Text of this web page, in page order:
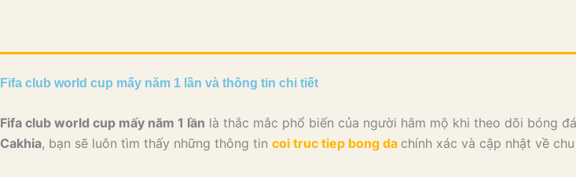
content
Fifa club world cup mấy năm 1 lần và thông tin chi tiết
Fifa club world cup mấy năm 1 lần là thắc mắc phổ biến của người hâm mộ khi theo dõi bóng
Cakhia, bạn sẽ luôn tìm thấy những thông tin coi truc tiep bong da chính xác và cập nhật về